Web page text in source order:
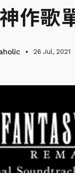
作歌
26 Jul, 2021